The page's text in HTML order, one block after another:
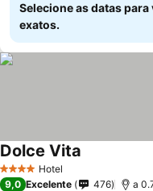
Selecione as datas
exatos.
4 EstrelasHotel
Dolce Vita
9,0 Excelente 476 a